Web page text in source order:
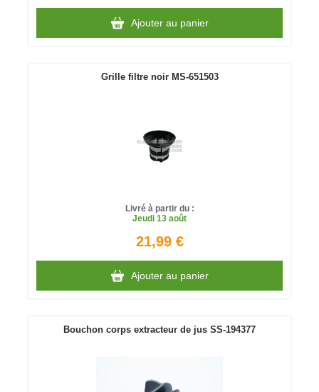
Ajouter au panier
Grille filtre noir MS-651503
Livré à partir du :
Jeudi 13 août
21,99 €
Ajouter au panier
Bouchon corps extracteur de jus SS-194377